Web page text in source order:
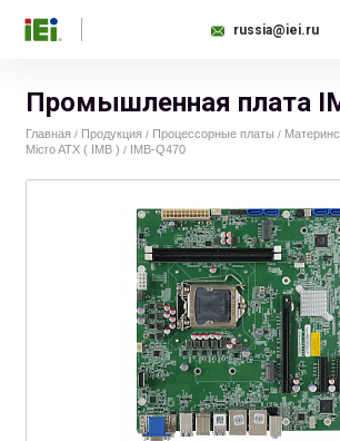
russia@iei.ru
Промышленная плата
Главная / Продукция / Процессорные платы /
Micro ATX ( IMB ) / IMB-Q470